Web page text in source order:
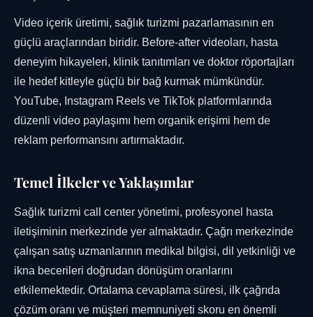
Video içerik üretimi, sağlık turizmi pazarlamasının en
güçlü araçlarından biridir. Before-after videoları, hasta
deneyim hikayeleri, klinik tanıtımları ve doktor röportajları
ile hedef kitleyle güçlü bir bağ kurmak mümkündür.
YouTube, Instagram Reels ve TikTok platformlarında
düzenli video paylaşımı hem organik erişimi hem de
reklam performansını artırmaktadır.
Temel İlkeler ve Yaklaşımlar
Sağlık turizmi call center yönetimi, profesyonel hasta
iletişiminin merkezinde yer almaktadır. Çağrı merkezinde
çalışan satış uzmanlarının medikal bilgisi, dil yetkinliği ve
ikna becerileri doğrudan dönüşüm oranlarını
etkilemektedir. Ortalama cevaplama süresi, ilk çağrıda
çözüm oranı ve müşteri memnuniyeti skoru en önemli